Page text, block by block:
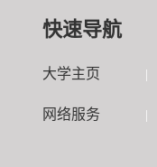
快速导航
大学主页 |
网络服务 |